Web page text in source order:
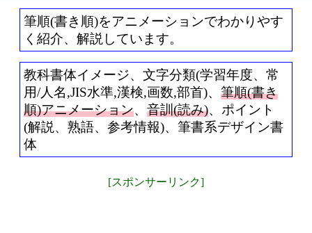
筆順(書き順)をアニメーションでわかりやす
く紹介、解説しています。
教科書体イメージ、文字分類(学習年度、常
用/人名,JIS水準,漢検,画数,部首)、 筆順(書き
順)アニメーション、 音訓(読み)、ポイント
(解説、熟語、参考情報)、筆書系デザイン書
体
[スポンサーリンク]